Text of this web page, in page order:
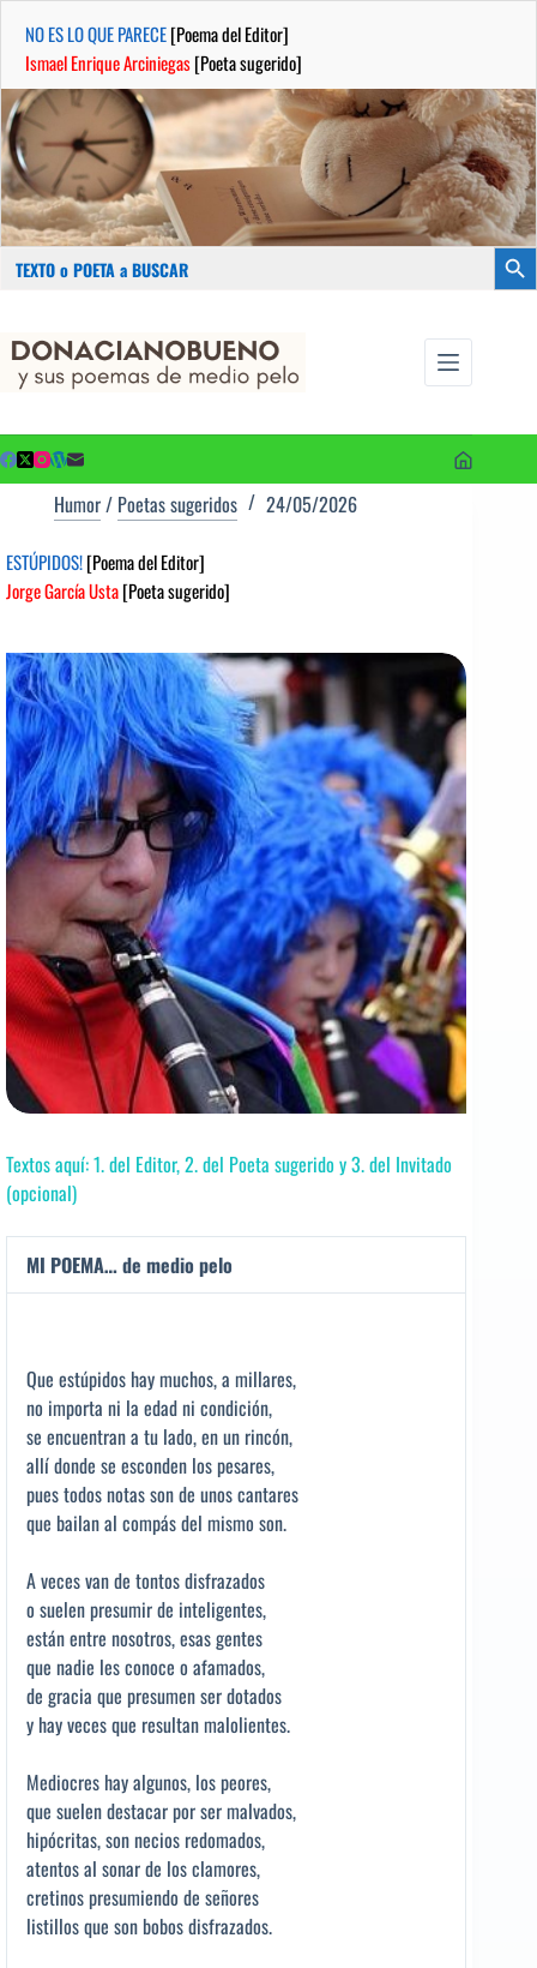
NO ES LO QUE PARECE[Poema del Editor]
Ismael Enrique Arciniegas[Poeta sugerido]
Buscar:
contenido
Humor/ Poetas sugeridos 24/05/2026
ESTÚPIDOS![Poema del Editor]
Jorge García Usta[Poeta sugerido]
Textos aquí: 1. del Editor, 2. del Poeta sugerido y 3. del Invitado
(opcional)
MI POEMA… de medio pelo
Que estúpidos hay muchos, a millares,
no importa ni la edad ni condición,
se encuentran a tu lado, en un rincón,
allí donde se esconden los pesares,
pues todos notas son de unos cantares
que bailan al compás del mismo son.
A veces van de tontos disfrazados
o suelen presumir de inteligentes,
están entre nosotros, esas gentes
que nadie les conoce o afamados,
de gracia que presumen ser dotados
y hay veces que resultan malolientes.
Mediocres hay algunos, los peores,
que suelen destacar por ser malvados,
hipócritas, son necios redomados,
atentos al sonar de los clamores,
cretinos presumiendo de señores
listillos que son bobos disfrazados.